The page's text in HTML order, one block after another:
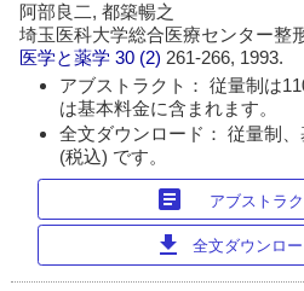
阿部良二, 都築暢之
埼玉医科大学総合医療センター整
医学と薬学 30 (2) 261-266, 1993.
アブストラクト： 従量制は
は基本料金に含まれます。
全文ダウンロード： 従量制
(税込) です。
article アブストラ
download 全文ダウンロ